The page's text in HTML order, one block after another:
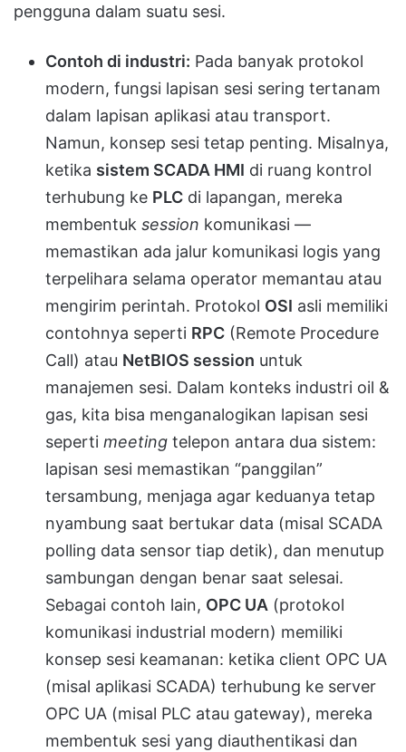
pengguna dalam suatu sesi.
Contoh di industri: Pada banyak protokol
modern, fungsi lapisan sesi sering tertanam
dalam lapisan aplikasi atau transport.
Namun, konsep sesi tetap penting. Misalnya,
ketika sistem SCADA HMI di ruang kontrol
terhubung ke PLC di lapangan, mereka
membentuk session komunikasi —
memastikan ada jalur komunikasi logis yang
terpelihara selama operator memantau atau
mengirim perintah. Protokol OSI asli memiliki
contohnya seperti RPC (Remote Procedure
Call) atau NetBIOS session untuk
manajemen sesi. Dalam konteks industri oil &
gas, kita bisa menganalogikan lapisan sesi
seperti meeting telepon antara dua sistem:
lapisan sesi memastikan “panggilan”
tersambung, menjaga agar keduanya tetap
nyambung saat bertukar data (misal SCADA
polling data sensor tiap detik), dan menutup
sambungan dengan benar saat selesai.
Sebagai contoh lain, OPC UA (protokol
komunikasi industrial modern) memiliki
konsep sesi keamanan: ketika client OPC UA
(misal aplikasi SCADA) terhubung ke server
OPC UA (misal PLC atau gateway), mereka
membentuk sesi yang diauthentikasi dan